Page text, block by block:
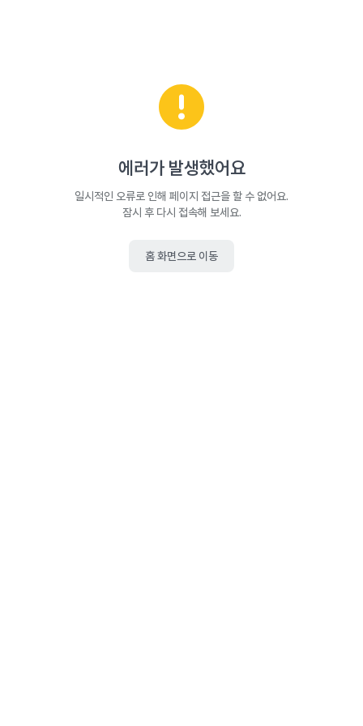
에러가 발생했어요
일시적인 오류로 인해 페이지 접근을 할 수 없어요.
잠시 후 다시 접속해 보세요.
홈 화면으로 이동